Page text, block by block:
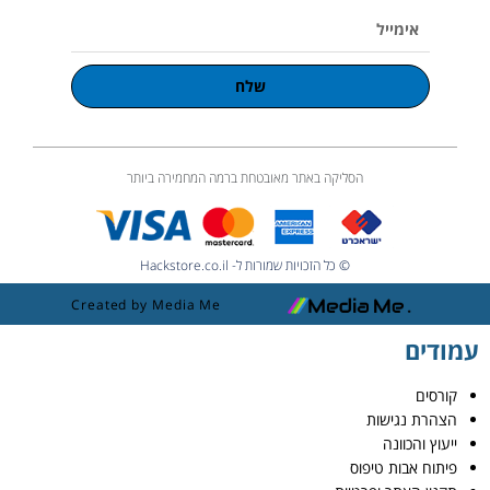
שלח
הסליקה באתר מאובטחת ברמה המחמירה ביותר
© כל הזכויות שמורות ל- Hackstore.co.il
Created by Media Me
עמודים
קורסים
הצהרת נגישות
ייעוץ והכוונה
פיתוח אבות טיפוס